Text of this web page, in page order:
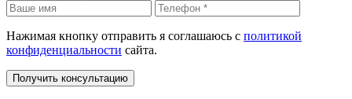
Нажимая кнопку отправить я соглашаюсь с политикой
конфиденциальности сайта.
Получить консультацию